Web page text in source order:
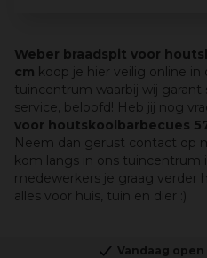
Weber braadspit voor
cm koop je hier veilig online
tuincentrum waarbij wij garant
service, beloofd! Heb jij nog
voor houtskoolbarbecues
Neem dan gerust contact op
kom langs in ons tuincentrum
medewerkers je graag verder
alles voor huis, tuin en dier :)
Vandaag open